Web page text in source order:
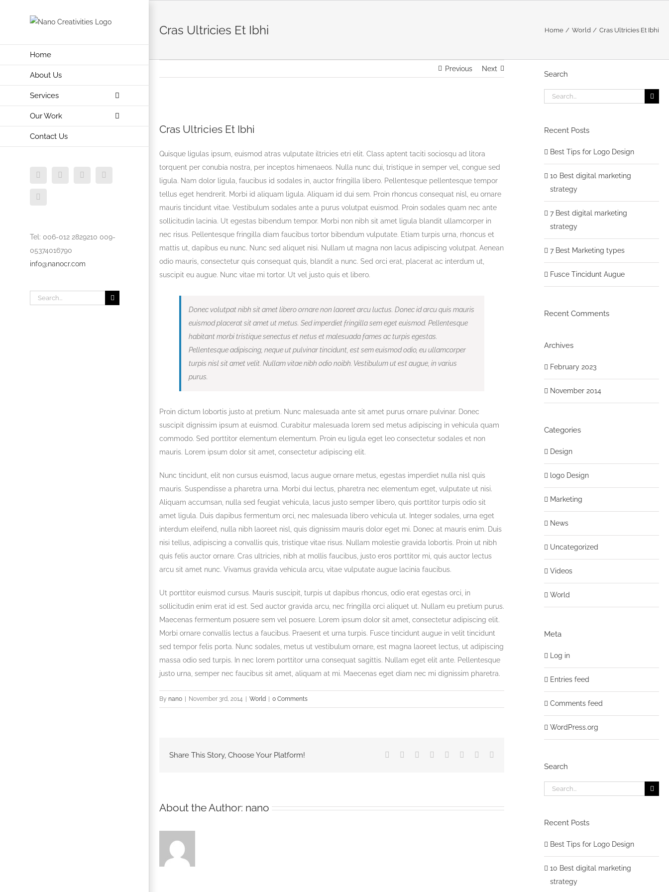
Home
About Us
Services
Our Work
Contact Us
Facebook
X Vimeo Instagram
Dribbble
Tel: 006-012 2829210 009-
05374016790
info@nanocr.com
Search
Cras Ultricies Et Ibhi Home World Cras Ultricies Et Ibhi
Previous Next
Larger
Cras Ultricies Et Ibhi
Quisque ligulas ipsum, euismod atras vulputate iltricies etri elit. Class aptent taciti sociosqu ad litora
torquent per conubia nostra, per inceptos himenaeos. Nulla nunc dui, tristique in semper vel, congue sed
ligula. Nam dolor ligula, faucibus id sodales in, auctor fringilla libero. Pellentesque pellentesque tempor
tellus eget hendrerit. Morbi id aliquam ligula. Aliquam id dui sem. Proin rhoncus consequat nisl, eu ornare
mauris tincidunt vitae. Vestibulum sodales ante a purus volutpat euismod. Proin sodales quam nec ante
sollicitudin lacinia. Ut egestas bibendum tempor. Morbi non nibh sit amet ligula blandit ullamcorper in
nec risus. Pellentesque fringilla diam faucibus tortor bibendum vulputate. Etiam turpis urna, rhoncus et
mattis ut, dapibus eu nunc. Nunc sed aliquet nisi. Nullam ut magna non lacus adipiscing volutpat. Aenean
odio mauris, consectetur quis consequat quis, blandit a nunc. Sed orci erat, placerat ac interdum ut,
suscipit eu augue. Nunc vitae mi tortor. Ut vel justo quis et libero.
Donec volutpat nibh sit amet libero ornare non laoreet arcu luctus. Donec id arcu quis mauris
euismod placerat sit amet ut metus. Sed imperdiet fringilla sem eget euismod. Pellentesque
habitant morbi tristique senectus et netus et malesuada fames ac turpis egestas.
Pellentesque adipiscing, neque ut pulvinar tincidunt, est sem euismod odio, eu ullamcorper
turpis nisl sit amet velit. Nullam vitae nibh odio noibh. Vestibulum ut est augue, in varius
purus.
Proin dictum lobortis justo at pretium. Nunc malesuada ante sit amet purus ornare pulvinar. Donec
suscipit dignissim ipsum at euismod. Curabitur malesuada lorem sed metus adipiscing in vehicula quam
commodo. Sed porttitor elementum elementum. Proin eu ligula eget leo consectetur sodales et non
mauris. Lorem ipsum dolor sit amet, consectetur adipiscing elit.
Nunc tincidunt, elit non cursus euismod, lacus augue ornare metus, egestas imperdiet nulla nisl quis
mauris. Suspendisse a pharetra urna. Morbi dui lectus, pharetra nec elementum eget, vulputate ut nisi.
Aliquam accumsan, nulla sed feugiat vehicula, lacus justo semper libero, quis porttitor turpis odio sit
amet ligula. Duis dapibus fermentum orci, nec malesuada libero vehicula ut. Integer sodales, urna eget
interdum eleifend, nulla nibh laoreet nisl, quis dignissim mauris dolor eget mi. Donec at mauris enim. Duis
nisi tellus, adipiscing a convallis quis, tristique vitae risus. Nullam molestie gravida lobortis. Proin ut nibh
quis felis auctor ornare. Cras ultricies, nibh at mollis faucibus, justo eros porttitor mi, quis auctor lectus
arcu sit amet nunc. Vivamus gravida vehicula arcu, vitae vulputate augue lacinia faucibus.
Ut porttitor euismod cursus. Mauris suscipit, turpis ut dapibus rhoncus, odio erat egestas orci, in
sollicitudin enim erat id est. Sed auctor gravida arcu, nec fringilla orci aliquet ut. Nullam eu pretium purus.
Maecenas fermentum posuere sem vel posuere. Lorem ipsum dolor sit amet, consectetur adipiscing elit.
Morbi ornare convallis lectus a faucibus. Praesent et urna turpis. Fusce tincidunt augue in velit tincidunt
sed tempor felis porta. Nunc sodales, metus ut vestibulum ornare, est magna laoreet lectus, ut adipiscing
massa odio sed turpis. In nec lorem porttitor urna consequat sagittis. Nullam eget elit ante. Pellentesque
justo urna, semper nec faucibus sit amet, aliquam at mi. Maecenas eget diam nec mi dignissim pharetra.
By nano November 3rd, 2014 World 0 Comments
Share This Story, Choose Your Platform! Facebook Reddit LinkedIn
TumblrPinterest
About the Author: nano
Search
Search
Recent Posts
Best Tips for Logo Design
10 Best digital marketing
strategy
7 Best digital marketing
strategy
7 Best Marketing types
Fusce Tincidunt Augue
Recent Comments
Archives
February 2023
November 2014
Categories
Design
logo Design
Marketing
News
Uncategorized
Videos
World
Meta
Log in
Entries feed
Comments feed
WordPress.org
Search
Search
Recent Posts
Best Tips for Logo Design
10 Best digital marketing
strategy